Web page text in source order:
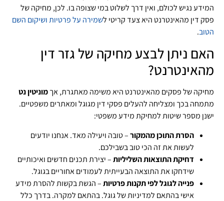
המידע נגיש לכולם, ואין דרך לשלוט במי שצופה בו. לכן, מחיקה של
פסק דין מהאינטרנט היא צעד קריטי לשמירה על פרטיות ושיקום השם
הטוב.
האם ניתן לבצע מחיקה של גזר דין
מהאינטרנט?
מחיקה של פסקים מהאינטרנט היא משימה מאתגרת, אךמוניטין נט
מתמחה בכך ומצליחה להעלים פסקי דין מגוגל ומאתרים משפטיים.
ישנן מספר שיטות למחיקת מידע משפטי:
הסרת התוכן מהמקור– טובה ויעילה מאד. אנחנו יודעים
לעשות את זה הכי טוב בשבילכם.
דחיקת התוצאות השליליות– יצירת תכנים חדשים ואיכותיים
שידחקו את התוצאה הבעייתית לעמודים אחוריים בגוגל.
פנייה לגוגל לפי תקנות פרטיות– הגשת בקשות להסרת מידע
אישי בהתאם למדיניות של גוגל. בהתאם למקרה. בדרך כלל